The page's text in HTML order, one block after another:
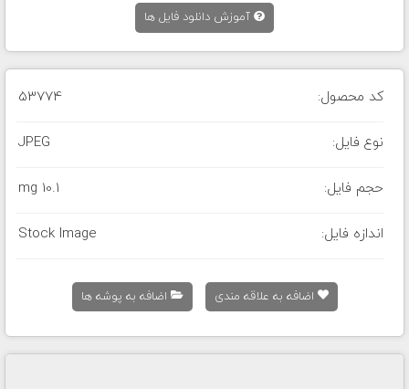
آموزش دانلود فایل ها
کد محصول: 53774
نوع فایل: JPEG
حجم فایل: 10.1 mg
اندازه فایل: Stock Image
اضافه به علاقه مندی اضافه به پوشه ها